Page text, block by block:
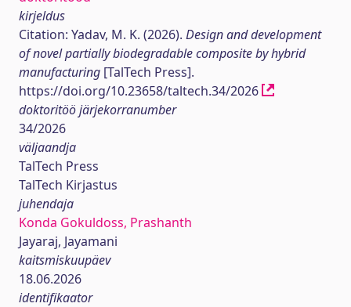
kirjeldus
Citation: Yadav, M. K. (2026). Design and development
of novel partially biodegradable composite by hybrid
manufacturing [TalTech Press].
https://doi.org/10.23658/taltech.34/2026
doktoritöö järjekorranumber
34/2026
väljaandja
TalTech Press
TalTech Kirjastus
juhendaja
Konda Gokuldoss, Prashanth
Jayaraj, Jayamani
kaitsmiskuupäev
18.06.2026
identifikaator